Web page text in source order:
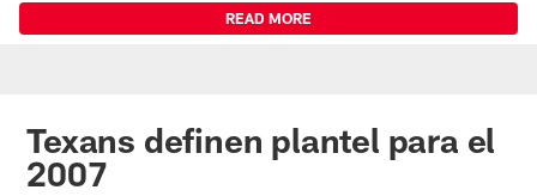
READ MORE
Texans definen plantel para el
2007